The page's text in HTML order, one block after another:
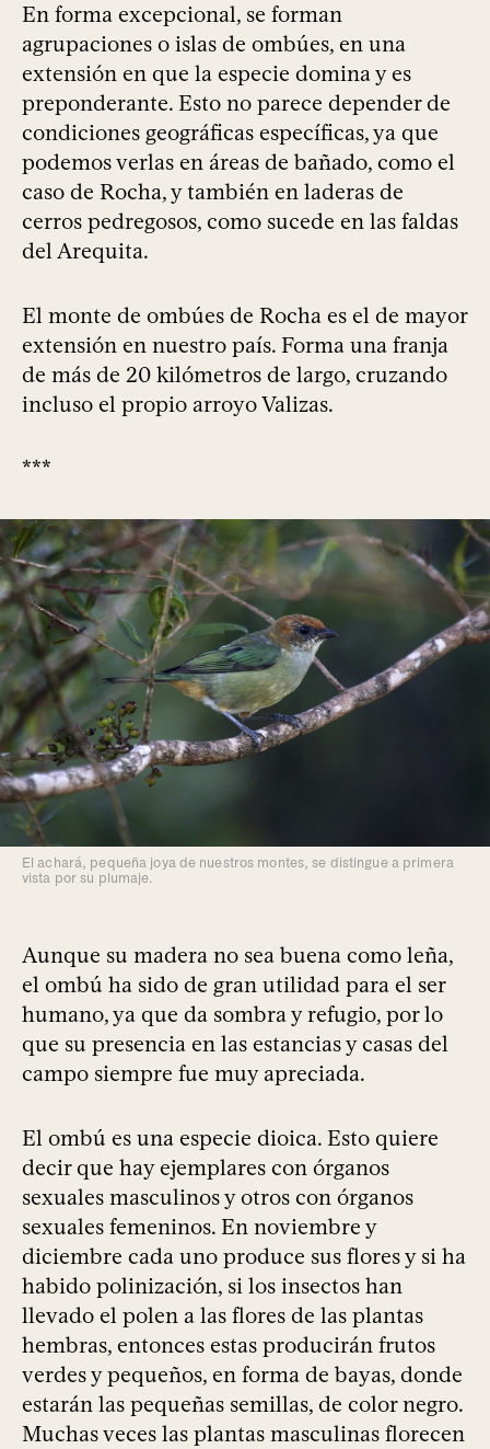
En forma excepcional, se forman
agrupaciones o islas de ombúes, en una
extensión en que la especie domina y es
preponderante. Esto no parece depender de
condiciones geográficas específicas, ya que
podemos verlas en áreas de bañado, como el
caso de Rocha, y también en laderas de
cerros pedregosos, como sucede en las faldas
del Arequita.
El monte de ombúes de Rocha es el de mayor
extensión en nuestro país. Forma una franja
de más de 20 kilómetros de largo, cruzando
incluso el propio arroyo Valizas.
***
El achará, pequeña joya de nuestros montes, se distingue a primera
vista por su plumaje.
Aunque su madera no sea buena como leña,
el ombú ha sido de gran utilidad para el ser
humano, ya que da sombra y refugio, por lo
que su presencia en las estancias y casas del
campo siempre fue muy apreciada.
El ombú es una especie dioica. Esto quiere
decir que hay ejemplares con órganos
sexuales masculinos y otros con órganos
sexuales femeninos. En noviembre y
diciembre cada uno produce sus flores y si ha
habido polinización, si los insectos han
llevado el polen a las flores de las plantas
hembras, entonces estas producirán frutos
verdes y pequeños, en forma de bayas, donde
estarán las pequeñas semillas, de color negro.
Muchas veces las plantas masculinas florecen